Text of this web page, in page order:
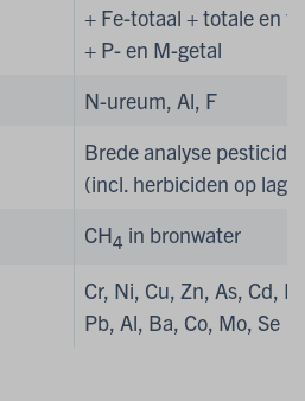
+ Fe-totaal + totale en
+ P- en M-getal
N-ureum, Al, F
Brede analyse
(incl. herbiciden op lage
CH4 in bronwater
Cr, Ni, Cu, Zn, As, Cd,
Pb, Al, Ba, Co, Mo, Se